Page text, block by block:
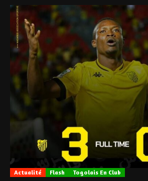
Actualité Flash Togolais En Club